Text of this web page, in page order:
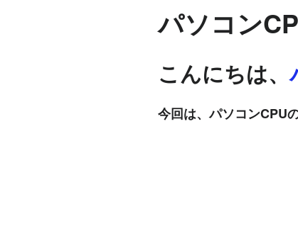
パソコン
こんにちは、
今回は、パソコンCPU